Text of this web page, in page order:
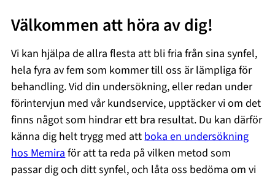
Välkommen att höra av dig!
Vi kan hjälpa de allra flesta att bli fria från sina synfel,
hela fyra av fem som kommer till oss är lämpliga för
behandling. Vid din undersökning, eller redan under
förintervjun med vår kundservice, upptäcker vi om det
finns något som hindrar ett bra resultat. Du kan därför
känna dig helt trygg med attboka en undersökning
hos Memiraför att ta reda på vilken metod som
passar dig och ditt synfel, och låta oss bedöma om vi